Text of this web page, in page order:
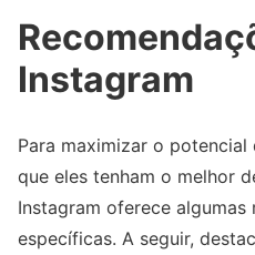
Instagram
Para maximizar o potencial
que eles tenham o melhor
Instagram oferece algumas
específicas. A seguir,